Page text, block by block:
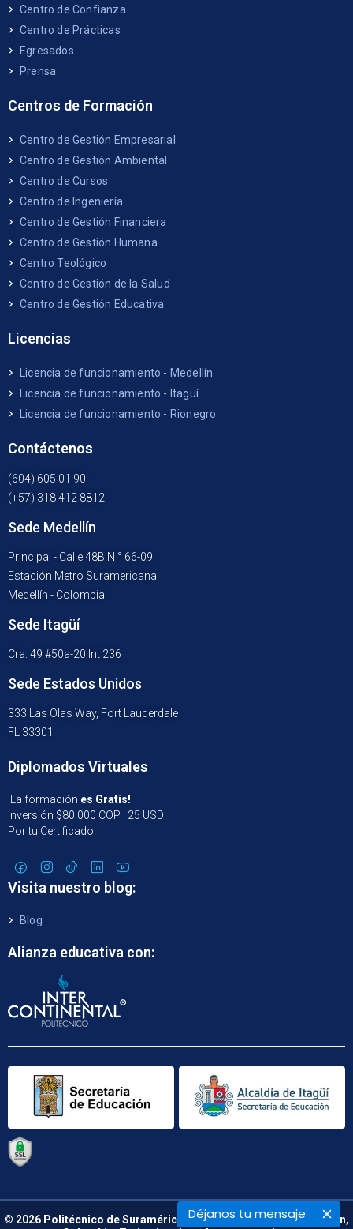
Déjanos tu mensaje
Centro de Confianza
Centro de Prácticas
Egresados
Prensa
Centros de Formación
Centro de Gestión Empresarial
Centro de Gestión Ambiental
Centro de Cursos
Centro de Ingeniería
Centro de Gestión Financiera
Centro de Gestión Humana
Centro Teológico
Centro de Gestión de la Salud
Centro de Gestión Educativa
Licencias
Licencia de funcionamiento - Medellín
Licencia de funcionamiento - Itagüí
Licencia de funcionamiento - Rionegro
Contáctenos
(604) 605 01 90
(+57) 318 412 8812
Sede Medellín
Principal - Calle 48B N ° 66-09
Estación Metro Suramericana
Medellín - Colombia
Sede Itagüí
Cra. 49 #50a-20 Int 236
Sede Estados Unidos
333 Las Olas Way, Fort Lauderdale
FL 33301
Diplomados Virtuales
¡La formación es Gratis!
Inversión $80.000 COP | 25 USD
Por tu Certificado.
Visita nuestro blog:
Blog
Alianza educativa con:
© 2026 Politécnico de Suramérica. Calle 48 B N° 66 – 09. Medellín,